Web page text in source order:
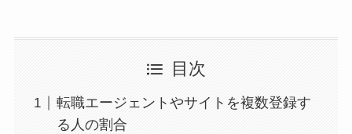
目次
転職エージェントやサイトを複数登録す
る人の割合